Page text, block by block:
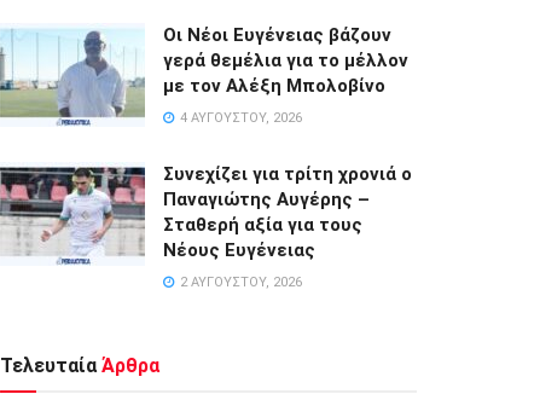
Οι Νέοι Ευγένειας βάζουν
γερά θεμέλια για το μέλλον
με τον Αλέξη Μπολοβίνο
4 ΑΥΓΟΎΣΤΟΥ, 2026
Συνεχίζει για τρίτη χρονιά ο
Παναγιώτης Αυγέρης –
Σταθερή αξία για τους
Νέους Ευγένειας
2 ΑΥΓΟΎΣΤΟΥ, 2026
Τελευταία Άρθρα